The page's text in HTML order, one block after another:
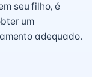
seu filho, é
um
adequado.